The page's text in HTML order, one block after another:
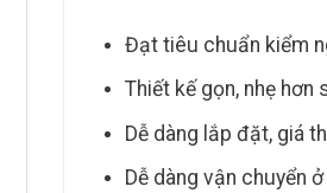
Đạt tiêu chuẩn kiểm
Thiết kế gọn, nhẹ hơn
Dễ dàng lắp đặt, giá
Dễ dàng vận chuyển